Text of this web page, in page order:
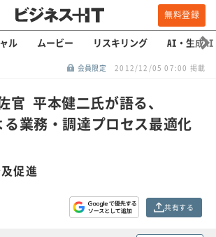
無料登録
ル ムービー リスキリング AI・生成AI
会員限定 2012/12/05 07:00 掲載
官 平本健二氏が語る、
る業務・調達プロセス最適化
促進
共有する